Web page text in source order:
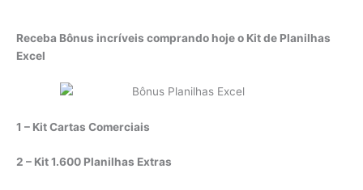
Receba Bônus incríveis comprando hoje o Kit de Planilhas
Excel
1 – Kit Cartas Comerciais
2 – Kit 1.600 Planilhas Extras